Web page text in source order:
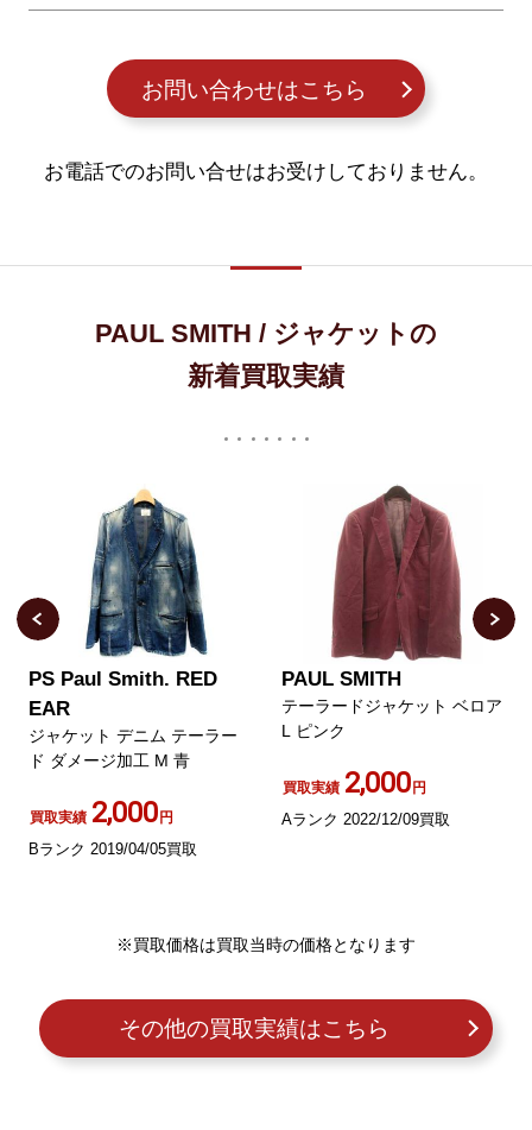
お問い合わせはこちら
お電話でのお問い合せはお受けしておりません。
PAUL SMITH / ジャケットの
新着買取実績
PS Paul Smith. RED
EAR
ジャケット デニム テーラー
ド ダメージ加工 M 青
買取実績 2,000円
Bランク 2019/04/05買取
PAUL SMITH
テーラードジャケット ベロア
L ピンク
買取実績 2,000円
Aランク 2022/12/09買取
※買取価格は買取当時の価格となります
その他の買取実績はこちら